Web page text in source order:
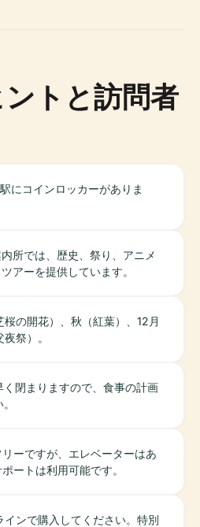
トと訪問者
にコインロッカーがありま
所では、歴史、祭り、アニメ
アーを提供しています。
桜の開花）、秋（紅葉）、12月
夜祭）。
く閉まりますので、食事の計画
ーですが、エレベーターはあ
ートは利用可能です。
インで購入してください。特別